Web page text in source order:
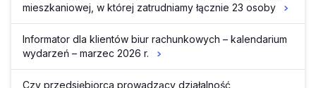
mieszkaniowej, w której zatrudniamy łącznie 23 osoby
Informator dla klientów biur rachunkowych – kalendarium
wydarzeń – marzec 2026 r.
Czy przedsiębiorca prowadzący działalność